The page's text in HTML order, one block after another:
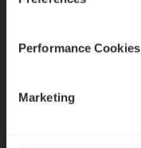
Performance Cookies
Marketing